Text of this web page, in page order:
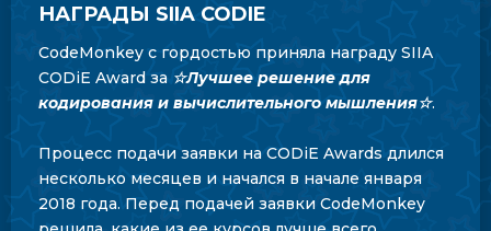
НАГРАДЫ SIIA CODIE
CodeMonkey с гордостью приняла награду SIIA
CODiE Award за ☆Лучшее решение для
кодирования и вычислительного мышления☆.
Процесс подачи заявки на CODiE Awards длился
несколько месяцев и начался в начале января
2018 года. Перед подачей заявки CodeMonkey